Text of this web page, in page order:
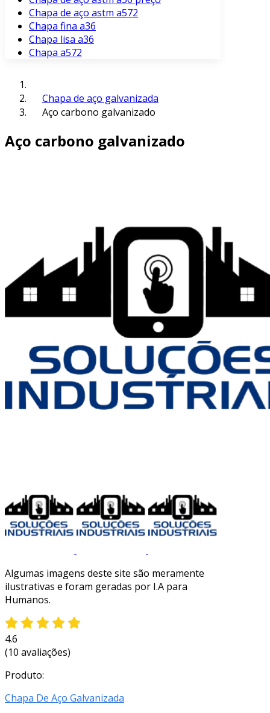
Chapa de aço astm a572
Chapa fina a36
Chapa lisa a36
Chapa a572
Chapa de aço galvanizada
Aço carbono galvanizado
Aço carbono galvanizado
Algumas imagens deste site são meramente
ilustrativas e foram geradas por I.A para
Humanos.
4.6
(10 avaliações)
Produto:
Chapa De Aço Galvanizada